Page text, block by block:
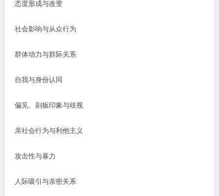
态度形成与改变
社会影响与从众行为
群体动力与群际关系
自我与身份认同
偏见、刻板印象与歧视
亲社会行为与利他主义
攻击性与暴力
人际吸引与亲密关系